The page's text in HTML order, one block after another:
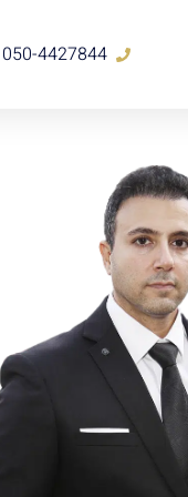
050-4427844